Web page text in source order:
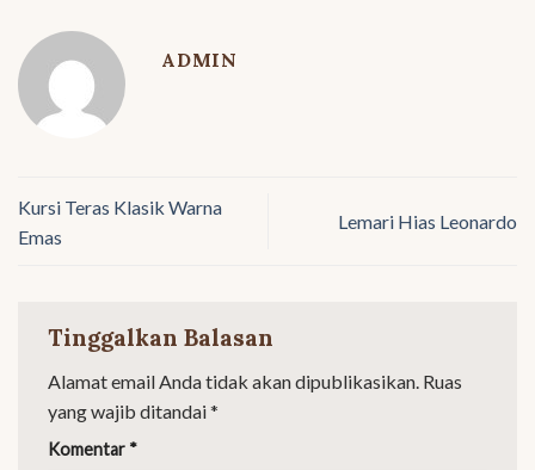
ADMIN
Kursi Teras Klasik Warna
Emas
Lemari Hias Leonardo
Tinggalkan Balasan
Alamat email Anda tidak akan dipublikasikan. Ruas
yang wajib ditandai*
Komentar *